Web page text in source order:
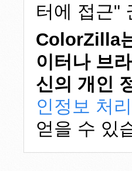
터에 접근"
ColorZilla
이터나 브
신의 개인
인정보 처
얻을 수 있